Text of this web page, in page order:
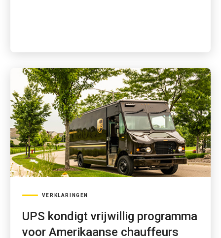
VERKLARINGEN
UPS kondigt vrijwillig programma
voor Amerikaanse chauffeurs